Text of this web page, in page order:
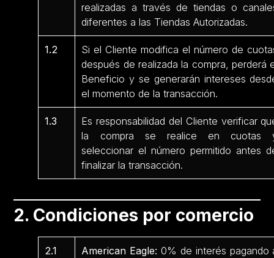
realizadas a través de tiendas o
diferentes a las Tiendas Autorizadas.
1.2
Si el Cliente modifica el número de
después de realizada la compra, perderá
Beneficio y se generarán intereses
el momento de la transacción.
1.3
Es responsabilidad del Cliente verificar
la compra se realice en cuotas
seleccionar el número permitido antes
finalizar la transacción.
2. Condiciones por comercio
2.1 American Eagle: 0% de interés pagando